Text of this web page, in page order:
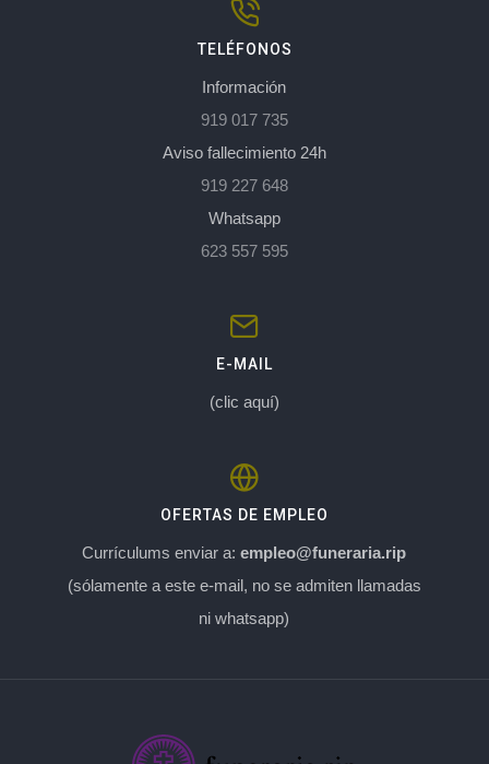
TELÉFONOS
Información
919 017 735
Aviso fallecimiento 24h
919 227 648
Whatsapp
623 557 595
E-MAIL
(clic aquí)
OFERTAS DE EMPLEO
Currículums enviar a:empleo@funeraria.rip
(sólamente a este e-mail, no se admiten llamadas
ni whatsapp)